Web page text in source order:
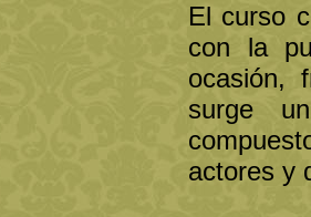
El curso
con la
ocasión,
surge
actores y